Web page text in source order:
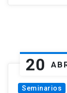
20
Seminarios